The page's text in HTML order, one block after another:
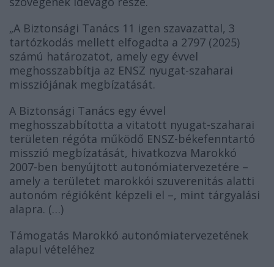
„A Biztonsági Tanács 11 igen szavazattal, 3
tartózkodás mellett elfogadta a 2797 (2025)
számú határozatot, amely egy évvel
meghosszabbítja az ENSZ nyugat-szaharai
missziójának megbízatását.
A Biztonsági Tanács egy évvel
meghosszabbította a vitatott nyugat-szaharai
területen régóta működő ENSZ-békefenntartó
misszió megbízatását, hivatkozva Marokkó
2007-ben benyújtott autonómiatervezetére –
amely a területet marokkói szuverenitás alatti
autonóm régióként képzeli el –, mint tárgyalási
alapra. (…)
Támogatás Marokkó autonómiatervezetének
alapul vételéhez